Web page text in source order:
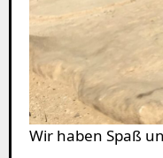
Wir haben Spaß